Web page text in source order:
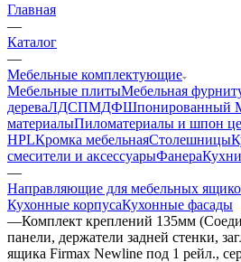
Главная
—
Каталог
—
Мебельные комплектующие
Мебельные плитыМебельная
дереваЛДСПМДФШпонированный
материалыПиломатериалы и шпон
HPLКромка мебельнаяСтолешницы
смесители и аксессуарыФанераКухни
—
Направляющие для мебельных
Кухонные корпусаКухонные фасады
—Комплект креплений 135мм
панели, держатели задней стенки,
ящика Firmax Newline под 1 рейл.,